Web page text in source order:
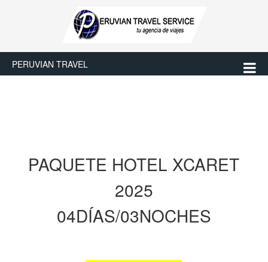
PERUVIAN TRAVEL
PAQUETE HOTEL XCARET
2025
04DÍAS/03NOCHES